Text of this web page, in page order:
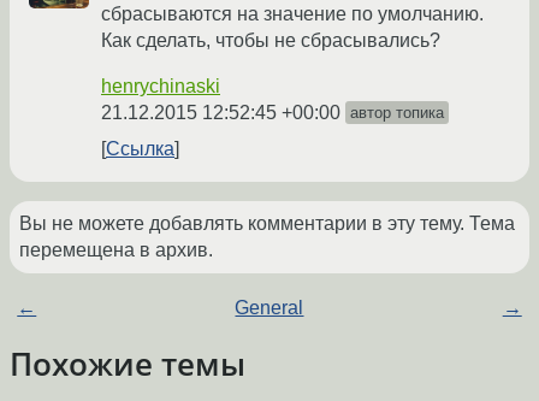
сбрасываются на значение по умолчанию.
Как сделать, чтобы не сбрасывались?
henrychinaski
21.12.2015 12:52:45 +00:00 автор топика
Ссылка
Вы не можете добавлять комментарии в эту тему. Тема
перемещена в архив.
← General →
Похожие темы